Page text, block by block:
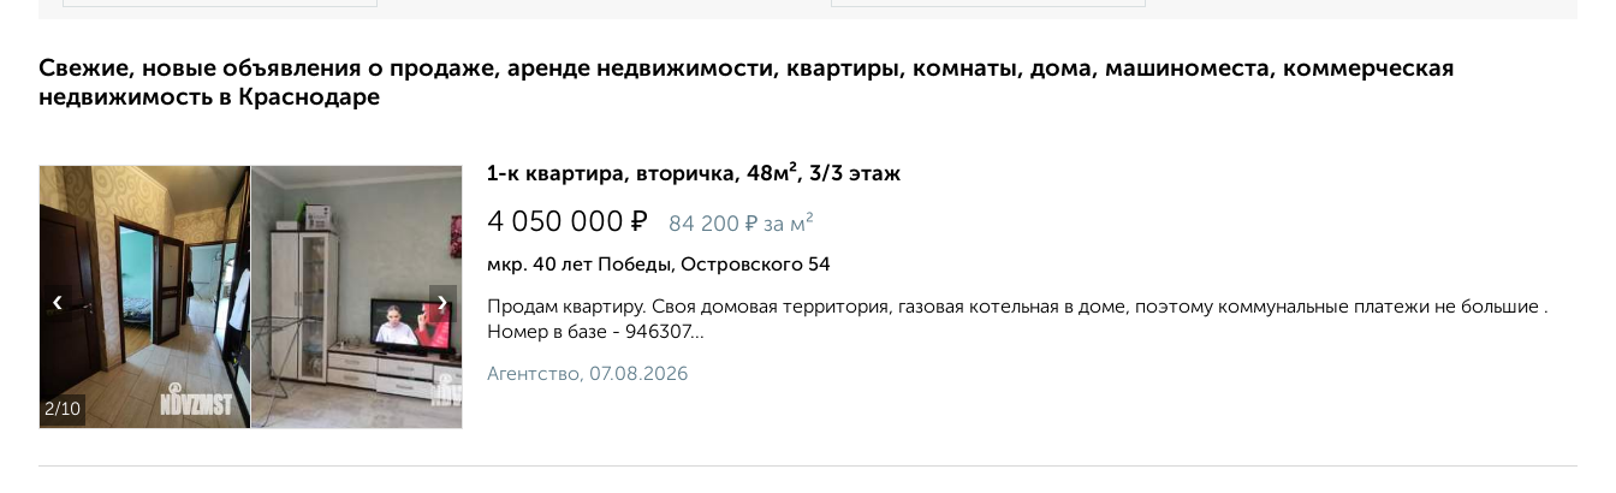
Свежие, новые объявления о продаже, аренде недвижимости, квартиры, комнаты, дома, машиноместа, коммерческая
недвижимость в Краснодаре
2/10
‹ ›
1-к квартира, вторичка, 48м², 3/3 этаж
4 050 000 ₽ 84 200 ₽ за м²
мкр. 40 лет Победы, Островского 54
Продам квартиру. Своя домовая территория, газовая котельная в доме, поэтому коммунальные платежи не большие .
Номер в базе - 946307...
Агентство, 07.08.2026